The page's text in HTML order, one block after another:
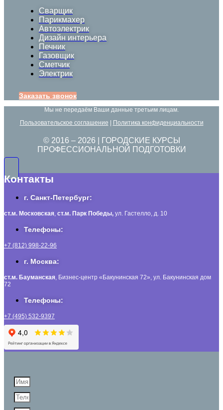
Сварщик
Парикмахер
Автоэлектрик
Дизайн интерьера
Печник
Газовщик
Сметчик
Электрик
Заказать звонок
Мы не передаём Ваши данные третьим лицам.
Пользовательское соглашение
Политика конфиденциальности
© 2016 – 2026 | ГОРОДСКИЕ КУРСЫ
ПРОФЕССИОНАЛЬНОЙ ПОДГОТОВКИ
Контакты
г. Санкт-Петербург:
ст.м. Московская, ст.м. Парк Победы, ул. Гастелло, д. 10
Телефоны:
+7 (812) 998-22-96
г. Москва:
ст.м. Бауманская, Бизнес-центр «Бакунинская 72», ул. Бакунинская дом
72
Телефоны:
+7 (495) 532-9397